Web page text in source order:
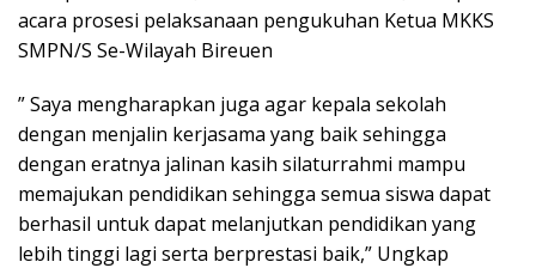
acara prosesi pelaksanaan pengukuhan Ketua MKKS
SMPN/S Se-Wilayah Bireuen
” Saya mengharapkan juga agar kepala sekolah
dengan menjalin kerjasama yang baik sehingga
dengan eratnya jalinan kasih silaturrahmi mampu
memajukan pendidikan sehingga semua siswa dapat
berhasil untuk dapat melanjutkan pendidikan yang
lebih tinggi lagi serta berprestasi baik,” Ungkap